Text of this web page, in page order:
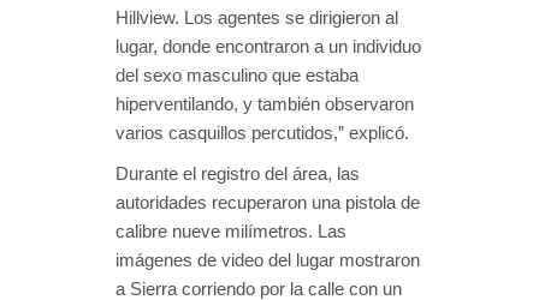
Hillview. Los agentes se dirigieron al
lugar, donde encontraron a un individuo
del sexo masculino que estaba
hiperventilando, y también observaron
varios casquillos percutidos,” explicó.
Durante el registro del área, las
autoridades recuperaron una pistola de
calibre nueve milímetros. Las
imágenes de video del lugar mostraron
a Sierra corriendo por la calle con un